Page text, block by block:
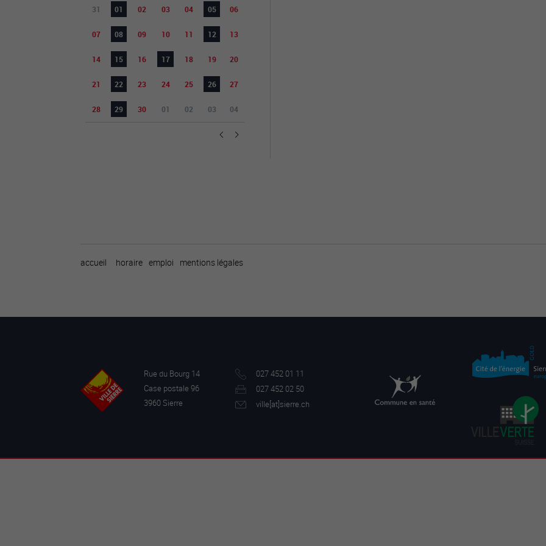
31 01 02 03 04 05 06
07 08 09 10 11 12 13
14 15 16 17 18 19 20
21 22 23 24 25 26 27
28 29 30 01 02 03 04
accueil horaire emploi mentions légales
Rue du Bourg 14
Case postale 96
3960 Sierre
027 452 01 11
027 452 02 50
ville[at]sierre.ch